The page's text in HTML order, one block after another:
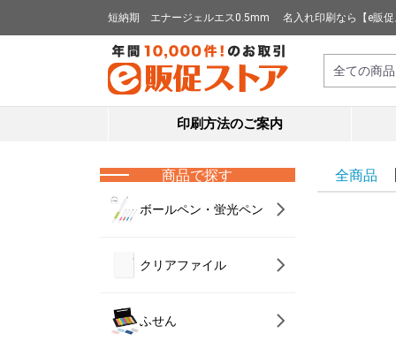
短納期 エナージェルエス0.5mm 名入れ印刷なら【e販促
印刷方法のご案内
全商品
商品で探す
ボールペン・蛍光ペン
クリアファイル
ふせん